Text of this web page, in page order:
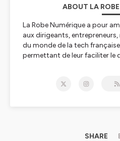
ABOUT LA
La Robe Numérique a pour
aux dirigeants,
du monde de la tech
permettant de leur faciliter le
présentera sa solution, ou
ce secteur : abonnez-vous
SHARE